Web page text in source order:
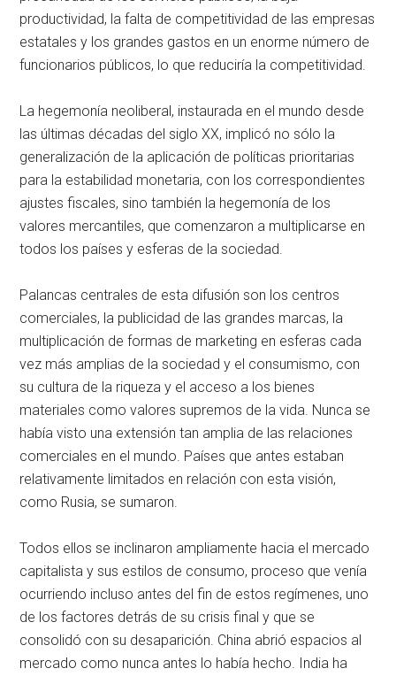
productividad, la falta de competitividad de las empresas
estatales y los grandes gastos en un enorme número de
funcionarios públicos, lo que reduciría la competitividad.
La hegemonía neoliberal, instaurada en el mundo desde
las últimas décadas del siglo XX, implicó no sólo la
generalización de la aplicación de políticas prioritarias
para la estabilidad monetaria, con los correspondientes
ajustes fiscales, sino también la hegemonía de los
valores mercantiles, que comenzaron a multiplicarse en
todos los países y esferas de la sociedad.
Palancas centrales de esta difusión son los centros
comerciales, la publicidad de las grandes marcas, la
multiplicación de formas de marketing en esferas cada
vez más amplias de la sociedad y el consumismo, con
su cultura de la riqueza y el acceso a los bienes
materiales como valores supremos de la vida. Nunca se
había visto una extensión tan amplia de las relaciones
comerciales en el mundo. Países que antes estaban
relativamente limitados en relación con esta visión,
como Rusia, se sumaron.
Todos ellos se inclinaron ampliamente hacia el mercado
capitalista y sus estilos de consumo, proceso que venía
ocurriendo incluso antes del fin de estos regímenes, uno
de los factores detrás de su crisis final y que se
consolidó con su desaparición. China abrió espacios al
mercado como nunca antes lo había hecho. India ha